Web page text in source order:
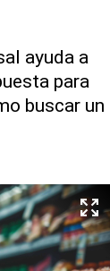
ayuda a
para
buscar un